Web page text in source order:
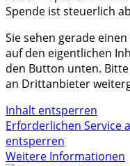
Spende ist steuerlich
Sie sehen gerade
auf den eigentlichen
den Button unten.
an Drittanbieter
Inhalt entsperren
Erforderlichen Service
entsperren
Weitere Informationen